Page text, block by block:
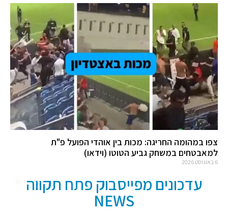
צפו במהומה החריגה: מכות בין אוהדי הפועל פ"ת
למאבטחים במשחק גביע הטוטו (וידאו)
6 באוגוסט 2026
עדכונים מפייסבוק פתח תקווה
NEWS